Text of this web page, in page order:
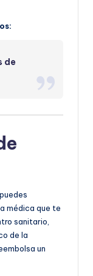
de
médica que te
sanitario,
de la
un